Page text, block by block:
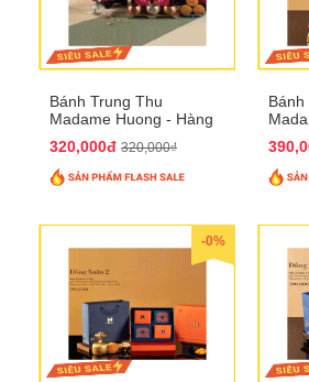
Bánh Trung Thu
Madame Huong - Hàng
320,000đ 320,000₫
Bánh
-0%